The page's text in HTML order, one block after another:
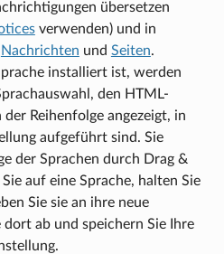
übersetzen
verwenden) und in
Nachrichten und Seiten.
installiert ist, werden
den HTML-
Reihenfolge angezeigt, in
aufgeführt sind. Sie
der Sprachen durch Drag &
auf eine Sprache, halten Sie
Sie sie an ihre neue
dort ab und speichern Sie Ihre